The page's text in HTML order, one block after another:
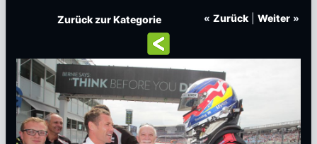
« Zurück Weiter »
Zurück zur Kategorie